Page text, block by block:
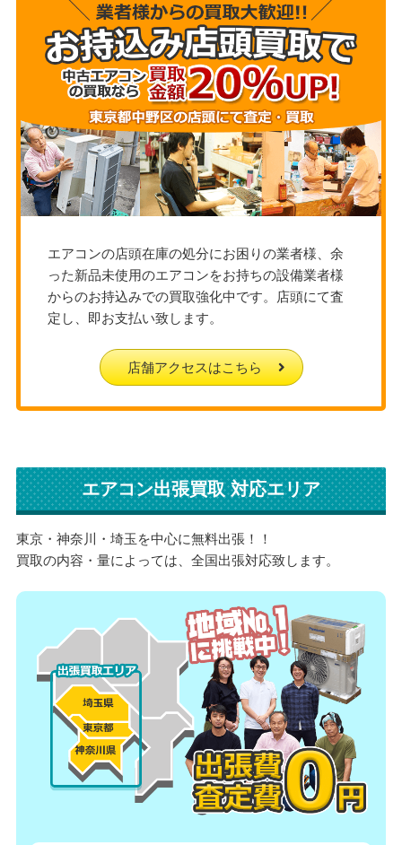
エアコンの店頭在庫の処分にお困りの業者様、余
った新品未使用のエアコンをお持ちの設備業者様
からのお持込みでの買取強化中です。店頭にて査
定し、即お支払い致します。
店舗アクセスはこちら
エアコン出張買取 対応エリア
東京・神奈川・埼玉を中心に無料出張！！
買取の内容・量によっては、全国出張対応致します。